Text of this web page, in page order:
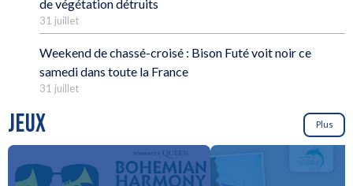
de végétation détruits
31 juillet
Weekend de chassé-croisé : Bison Futé voit noir ce
samedi dans toute la France
31 juillet
JEUX Plus